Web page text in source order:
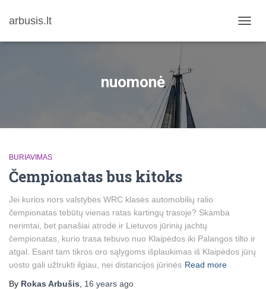
arbusis.lt
nuomonė
BURIAVIMAS
Čempionatas bus kitoks
Jei kurios nors valstybės WRC klasės automobilių ralio
čempionatas tebūtų vienas ratas kartingų trasoje? Skamba
nerimtai, bet panašiai atrodė ir Lietuvos jūrinių jachtų
čempionatas, kurio trasa tebuvo nuo Klaipėdos iki Palangos tilto ir
atgal. Esant tam tikros oro sąlygoms išplaukimas iš Klaipėdos jūrų
uosto gali užtrukti ilgiau, nei distancijos jūrinės Read more
By Rokas Arbušis 16 years ago